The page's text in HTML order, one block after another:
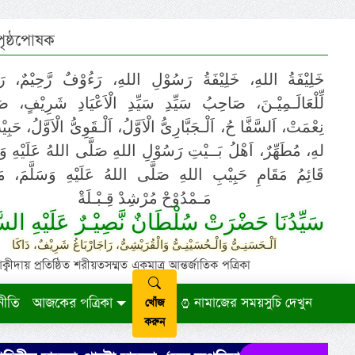
خَلِيْفَةُ اللهِ، خَلِيْفَةُ رَسُوْلِ اللهِ، رَءُوْفٌ رَّحِيْمٌ،
لِّلْعَالَـمِيْـنَ، صَاحِبُ سَيِّدِ سَيِّدِ الْاَعْيَادِ شَرِيْفٍ،
نِعْمَتْ، اَلسَّفَّا حُ، اَلْـجَبَّارِىُّ الْاَوَّلُ، اَلْـقَوِىُّ الْاَوَّلُ،
لهِ، مُطَهِّرٌ، اَهْلُ بَــيْتِ رَسُوْلِ اللهِ صَلَّى اللهُ عَلَيْهِ
قَائِمُ مَقَامِ حَبِيْبِ اللهِ صَلَّى اللهُ عَلَيْهِ وَسَلَّمَ،
مَـمْدُوْحْ مُرْشِدْ قِـبْـلَةْ
سَيِّدُنَا حَضْرَتْ سُلْطَانٌ نَّصِيْـرٌ عَلَيْهِ
اَلْـحَسَنِـىُّ وَالْـحُسَيْنِـىُّ وَالْقُرَيْشِىُّ، رَاجَارْبَاغُ شَرِيْفٌ، دَاكَا
প্রতিষ্ঠিত শরীয়তসম্মত একমাত্র আন্তর্জাতিক পত্রিকা
আজকের পত্রিকা
খোঁজ
করুন
নামাজের সময়সুচি দেখুন